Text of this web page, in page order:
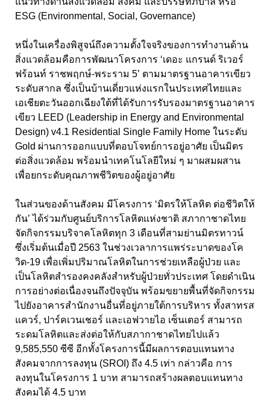
ESG (Environmental, Social, Governance)
หนึ่งในเครื่องพิสูจน์ถึงความตั้งใจจริงของการทำงานด้าน
สิ่งแวดล้อมคือการพัฒนาโครงการ ‘เดอะ แกรนด์ ริเวอร์
ฟร้อนท์ ราชพฤกษ์-พระราม 5’ ตามมาตรฐานอาคารเขียว
ระดับสากล ซึ่งเป็นบ้านเดี่ยวแห่งแรกในประเทศไทยและ
เอเชียตะวันออกเฉียงใต้ที่ได้รับการรับรองมาตรฐานอาคาร
เขียว LEED (Leadership in Energy and Environmental
Design) v4.1 Residential Single Family Home ในระดับ
Gold ผ่านการออกแบบที่ตอบโจทย์การอยู่อาศัย เป็นมิตร
ต่อสิ่งแวดล้อม พร้อมนำเทคโนโลยีใหม่ ๆ มาผสมผสาน
เพื่อยกระดับคุณภาพชีวิตของผู้อยู่อาศัย
ในส่วนของด้านสังคม มีโครงการ ‘มิตรให้โลหิต ต่อชีวิตให้
กัน’ ได้ร่วมกับศูนย์บริการโลหิตแห่งชาติ สภากาชาดไทย
จัดกิจกรรมบริจาคโลหิตทุก 3 เดือนที่สามย่านมิตรทาวน์
ซึ่งเริ่มต้นเมื่อปี 2563 ในช่วงเวลาการแพร่ระบาดของโค
วิด-19 เพื่อเพิ่มปริมาณโลหิตในการช่วยเหลือผู้ป่วย และ
เป็นโลหิตสำรองคงคลังสำหรับผู้ป่วยทั่วประเทศ โดยดำเนิน
การอย่างต่อเนื่องจนถึงปัจจุบัน พร้อมขยายพื้นที่จัดกิจกรรม
ไปยังอาคารสำนักงานอื่นที่อยู่ภายใต้การบริหาร ทั้งสาทรส
แควร์, ปาร์คเวนเชอร์ และเอฟวายไอ เซ็นเตอร์ สามารถ
ระดมโลหิตและส่งต่อให้กับสภากาชาดไทยไปแล้ว
9,585,550 ซีซี อีกทั้งโครงการนี้มีผลการตอบแทนทาง
สังคมจากการลงทุน (SROI ) ถึง 4.5 เท่า กล่าวคือ การ
ลงทุนในโครงการ 1 บาท สามารถสร้างผลตอบแทนทาง
สังคมได้ 4.5 บาท